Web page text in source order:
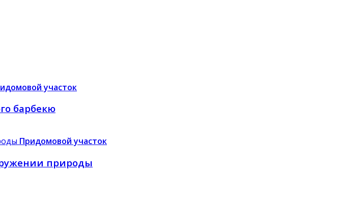
участок
барбекю
Придомовой участок
природы